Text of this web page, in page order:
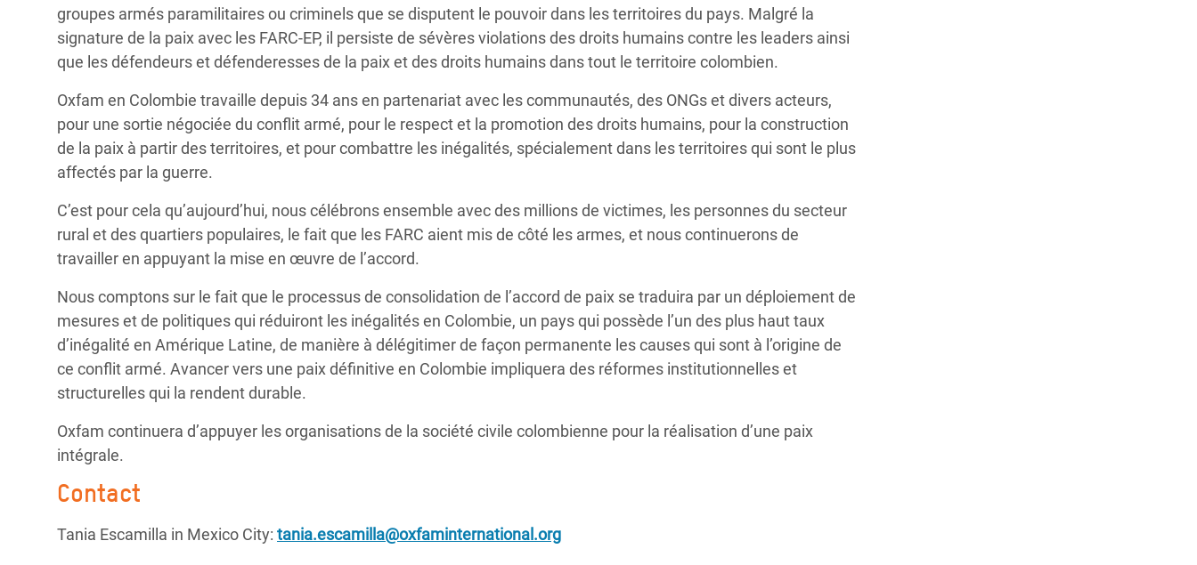
groupes armés paramilitaires ou criminels que se disputent le pouvoir dans les territoires du pays. Malgré la
signature de la paix avec les FARC-EP, il persiste de sévères violations des droits humains contre les leaders ainsi
que les défendeurs et défenderesses de la paix et des droits humains dans tout le territoire colombien.
Oxfam en Colombie travaille depuis 34 ans en partenariat avec les communautés, des ONGs et divers acteurs,
pour une sortie négociée du conflit armé, pour le respect et la promotion des droits humains, pour la construction
de la paix à partir des territoires, et pour combattre les inégalités, spécialement dans les territoires qui sont le plus
affectés par la guerre.
C’est pour cela qu’aujourd’hui, nous célébrons ensemble avec des millions de victimes, les personnes du secteur
rural et des quartiers populaires, le fait que les FARC aient mis de côté les armes, et nous continuerons de
travailler en appuyant la mise en œuvre de l’accord.
Nous comptons sur le fait que le processus de consolidation de l’accord de paix se traduira par un déploiement de
mesures et de politiques qui réduiront les inégalités en Colombie, un pays qui possède l’un des plus haut taux
d’inégalité en Amérique Latine, de manière à délégitimer de façon permanente les causes qui sont à l’origine de
ce conflit armé. Avancer vers une paix définitive en Colombie impliquera des réformes institutionnelles et
structurelles qui la rendent durable.
Oxfam continuera d’appuyer les organisations de la société civile colombienne pour la réalisation d’une paix
intégrale.
Contact
Tania Escamilla in Mexico City: tania.escamilla@oxfaminternational.org